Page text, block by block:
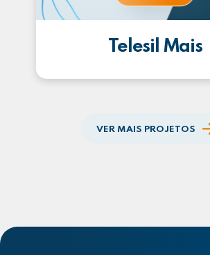
Telesil Mais
VER MAIS PROJETOS